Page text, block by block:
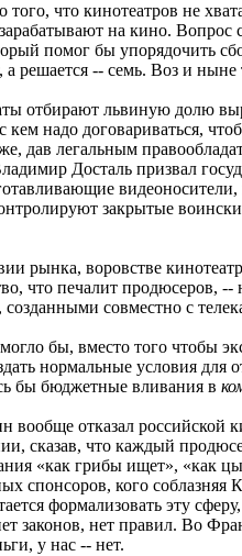
что кинотеатров не
на кино.
помог бы упорядочить
а решается -- семь. Воз и ныне
отбирают львиную долю
кем надо договариваться,
дав легальным
Досталь призвал
закрытые
рынка, воровстве
что печалит продюсеров, --
совместно с
бы, вместо того чтобы
нормальные условия для
бы бюджетные вливания в
вообще отказал российской
сказав, что каждый
«как грибы ищет», «как
спонсоров, кого
формализовать эту
законов, нет правил. Во
у нас -- нет.